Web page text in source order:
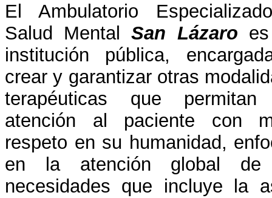
El Ambulatorio
Salud MentalSan Lázaro
institución pública,
crear y garantizar otras
terapéuticas que permitan
atención al paciente con
respeto en su humanidad,
en la atención global de
necesidades que incluye la